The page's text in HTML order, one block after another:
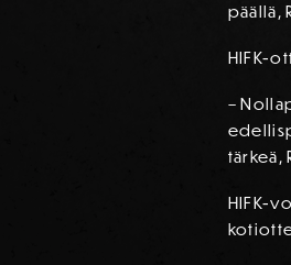
päällä,
HIFK-
–
tärkeä,
HIFK-